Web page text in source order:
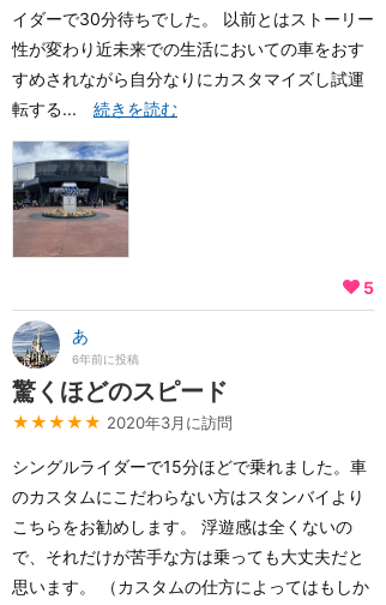
イダーで30分待ちでした。 以前とはストーリー
性が変わり近未来での生活においての車をおす
すめされながら自分なりにカスタマイズし試運
転する... 続きを読む
5
あ
6年前に投稿
驚くほどのスピード
★★★★★ 2020年3月に訪問
シングルライダーで15分ほどで乗れました。車
のカスタムにこだわらない方はスタンバイより
こちらをお勧めします。 浮遊感は全くないの
で、それだけが苦手な方は乗っても大丈夫だと
思います。 （カスタムの仕方によってはもしか